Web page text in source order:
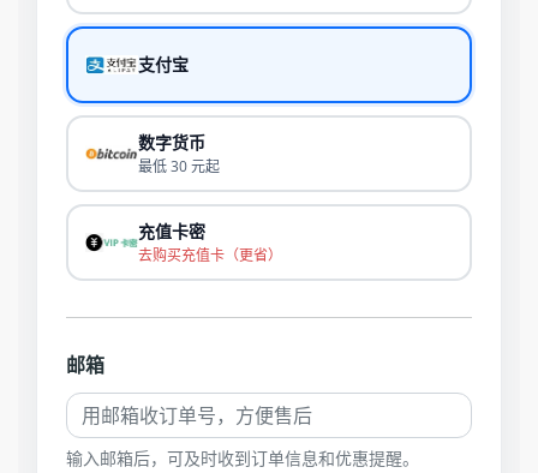
支付宝
数字货币
最低 30 元起
充值卡密
去购买充值卡（更省）
邮箱
输入邮箱后，可及时收到订单信息和优惠提醒。